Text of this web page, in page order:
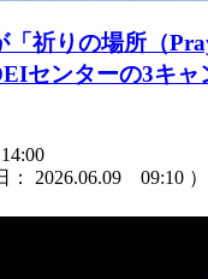
祈りの場所（
センターの3キャ
： 2026.06.09 09:10 ）